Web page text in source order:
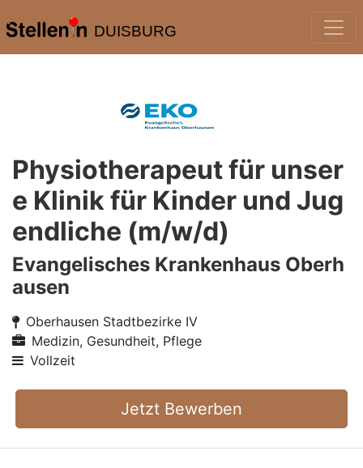
DUISBURG
Physiotherapeut für unser
e Klinik für Kinder und Jug
endliche (m/w/d)
Evangelisches Krankenhaus Oberh
ausen
Oberhausen Stadtbezirke IV
Medizin, Gesundheit, Pflege
Vollzeit
Jetzt Bewerben